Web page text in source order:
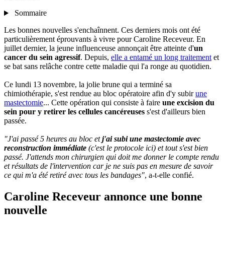
Sommaire
Les bonnes nouvelles s'enchaînnent. Ces derniers mois ont été
particulièrement éprouvants à vivre pour Caroline Receveur. En
juillet dernier, la jeune influenceuse annonçait être atteinte d'un
cancer du sein agressif. Depuis, elle a entamé un long traitement et
se bat sans relâche contre cette maladie qui l'a ronge au quotidien.
Ce lundi 13 novembre, la jolie brune qui a terminé sa
chimiothérapie, s'est rendue au bloc opératoire afin d'y subirune
mastectomie... Cette opération qui consiste à faire une excision du
sein pour y retirer les cellules cancéreuses s'est d'ailleurs bien
passée.
"J'ai passé 5 heures au bloc etj'ai subi une mastectomie avec
reconstruction immédiate (c'est le protocole ici) et tout s'est bien
passé. J'attends mon chirurgien qui doit me donner le compte rendu
et résultats de l'intervention car je ne suis pas en mesure de savoir
ce qui m'a été retiré avec tous les bandages", a-t-elle confié.
Caroline Receveur annonce une bonne
nouvelle